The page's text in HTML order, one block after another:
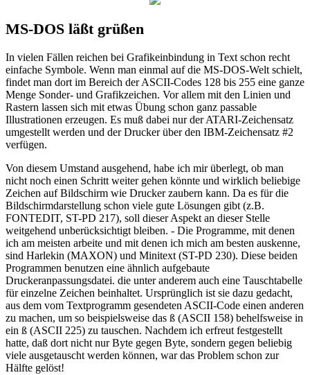
MS-DOS läßt grüßen
In vielen Fällen reichen bei Grafikeinbindung in Text schon recht
einfache Symbole. Wenn man einmal auf die MS-DOS-Welt schielt,
findet man dort im Bereich der ASCII-Codes 128 bis 255 eine ganze
Menge Sonder- und Grafikzeichen. Vor allem mit den Linien und
Rastern lassen sich mit etwas Übung schon ganz passable
Illustrationen erzeugen. Es muß dabei nur der ATARI-Zeichensatz
umgestellt werden und der Drucker über den IBM-Zeichensatz #2
verfügen.
Von diesem Umstand ausgehend, habe ich mir überlegt, ob man
nicht noch einen Schritt weiter gehen könnte und wirklich beliebige
Zeichen auf Bildschirm wie Drucker zaubern kann. Da es für die
Bildschirmdarstellung schon viele gute Lösungen gibt (z.B.
FONTEDIT, ST-PD 217), soll dieser Aspekt an dieser Stelle
weitgehend unberücksichtigt bleiben. - Die Programme, mit denen
ich am meisten arbeite und mit denen ich mich am besten auskenne,
sind Harlekin (MAXON) und Minitext (ST-PD 230). Diese beiden
Programmen benutzen eine ähnlich aufgebaute
Druckeranpassungsdatei. die unter anderem auch eine Tauschtabelle
für einzelne Zeichen beinhaltet. Ursprünglich ist sie dazu gedacht,
aus dem vom Textprogramm gesendeten ASCII-Code einen anderen
zu machen, um so beispielsweise das ß (ASCII 158) behelfsweise in
ein ß (ASCII 225) zu tauschen. Nachdem ich erfreut festgestellt
hatte, daß dort nicht nur Byte gegen Byte, sondern gegen beliebig
viele ausgetauscht werden können, war das Problem schon zur
Hälfte gelöst!